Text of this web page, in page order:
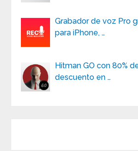
Grabador de voz Pro
para iPhone, …
Hitman GO con 80%
descuento en …